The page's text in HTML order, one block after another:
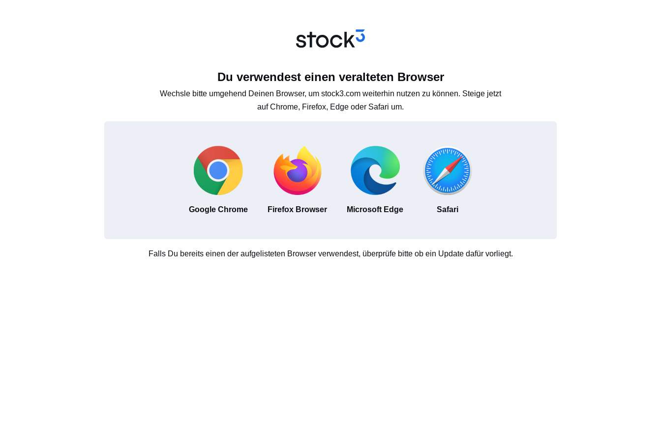
Du verwendest einen veralteten Browser
Wechsle bitte umgehend Deinen Browser, um stock3.com weiterhin nutzen zu können. Steige jetzt
auf Chrome, Firefox, Edge oder Safari um.
Google Chrome Firefox Browser Microsoft Edge Safari
Falls Du bereits einen der aufgelisteten Browser verwendest, überprüfe bitte ob ein Update dafür vorliegt.